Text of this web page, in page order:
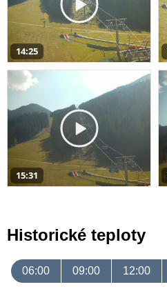
14:25
15:31
Historické teploty
06:00 09:00 12:00